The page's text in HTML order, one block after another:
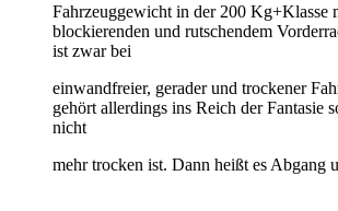
Fahrzeuggewicht in der 200 Kg+Klasse
blockierenden und rutschendem
ist zwar bei
einwandfreier, gerader und trockener
gehört allerdings ins Reich der Fantasie
nicht
mehr trocken ist. Dann heißt es Abgang